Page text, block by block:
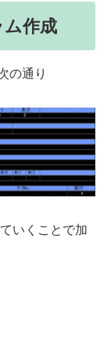
作成
の通り
いくことで加